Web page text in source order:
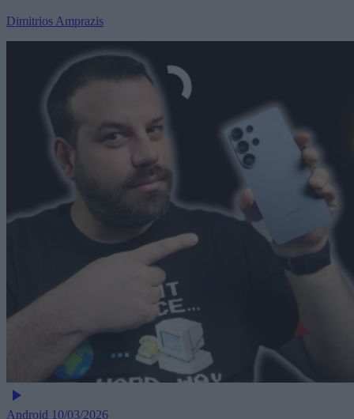
Dimitrios Amprazis
Android 10/03/2026